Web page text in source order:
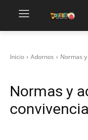
Inicio Adornos Normas
Normas y